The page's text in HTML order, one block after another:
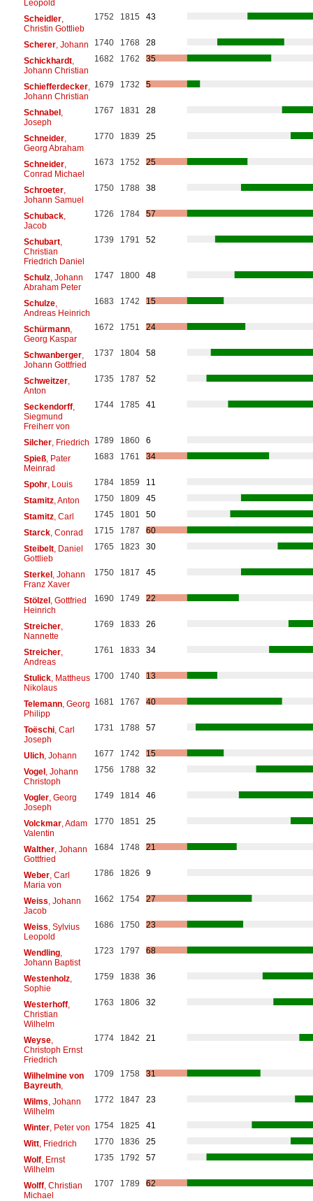
Leopold
Scheidler,
Christin Gottlieb
1752 1815 43
Scherer, Johann 1740 1768
28
Schickhardt,
Johann Christian
1682 1762 35
Schiefferdecker,
Johann Christian
1679 1732 5
Schnabel,
Joseph
1767 1831 28
Schneider,
Georg Abraham
1770 1839 25
Schneider,
Conrad Michael
1673 1752 25
Schroeter,
Johann Samuel
1750 1788 38
Schuback,
Jacob
1726 1784 57
Schubart,
Christian
Friedrich Daniel
1739 1791 52
Schulz, Johann
Abraham Peter
1747 1800 48
Schulze,
Andreas Heinrich
1683 1742 15
Schürmann,
Georg Kaspar
1672 1751 24
Schwanberger,
Johann Gottfried
1737 1804 58
Schweitzer,
Anton
1735 1787 52
Seckendorff,
Siegmund
Freiherr von
1744 1785 41
Silcher, Friedrich 1789 1860
6
Spieß, Pater
Meinrad
1683 1761 34
Spohr, Louis 1784 1859
11
Stamitz, Anton 1750 1809
45
Stamitz, Carl 1745 1801
50
Starck, Conrad 1715 1787
60
Steibelt, Daniel
Gottlieb
1765 1823 30
Sterkel, Johann
Franz Xaver
1750 1817 45
Stölzel, Gottfried
Heinrich
1690 1749 22
Streicher,
Nannette
1769 1833 26
Streicher,
Andreas
1761 1833 34
Stulick, Mattheus
Nikolaus
1700 1740 13
Telemann, Georg
Philipp
1681 1767 40
Toëschi, Carl
Joseph
1731 1788 57
Ulich, Johann 1677 1742
15
Vogel, Johann
Christoph
1756 1788 32
Vogler, Georg
Joseph
1749 1814 46
Volckmar, Adam
Valentin
1770 1851 25
Walther, Johann
Gottfried
1684 1748 21
Weber, Carl
Maria von
1786 1826 9
Weiss , Johann
Jacob
1662 1754 27
Weiss , Sylvius
Leopold
1686 1750 23
Wendling,
Johann Baptist
1723 1797 68
Westenholz,
Sophie
1759 1838 36
Westerhoff,
Christian
Wilhelm
1763 1806 32
Weyse,
Christoph Ernst
Friedrich
1774 1842 21
Wilhelmine von
Bayreuth,
1709 1758 31
Wilms , Johann
Wilhelm
1772 1847 23
Winter, Peter von 1754 1825
41
Witt, Friedrich 1770 1836
25
Wolf, Ernst
Wilhelm
1735 1792 57
Wolff, Christian
Michael
1707 1789 62